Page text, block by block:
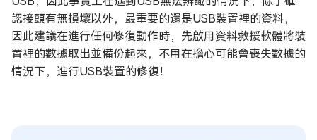
認接頭有無損壞以外，最重要的還是USB裝置裡的資料，
因此建議在進行任何修復動作時，先啟用資料救援軟體將裝
置裡的數據取出並備份起來，不用在擔心可能會喪失數據的
情況下，進行USB裝置的修復！